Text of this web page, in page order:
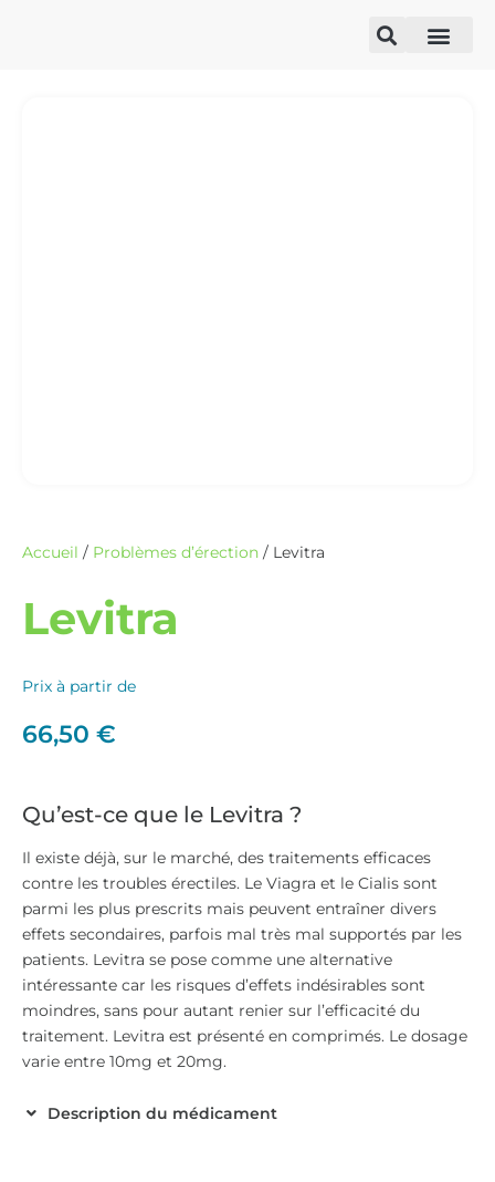
Accueil / Problèmes d’érection / Levitra
Levitra
Prix à partir de
66,50 €
Qu’est-ce que le Levitra ?
Il existe déjà, sur le marché, des traitements efficaces
contre les troubles érectiles. Le Viagra et le Cialis sont
parmi les plus prescrits mais peuvent entraîner divers
effets secondaires, parfois mal très mal supportés par les
patients. Levitra se pose comme une alternative
intéressante car les risques d’effets indésirables sont
moindres, sans pour autant renier sur l’efficacité du
traitement. Levitra est présenté en comprimés. Le dosage
varie entre 10mg et 20mg.
Description du médicament